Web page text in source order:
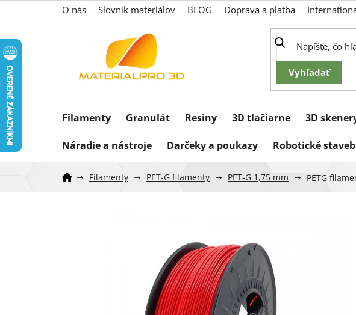
na
O nás Slovník materiálov BLOG Doprava a platba
Filamenty Granulát Resiny 3D tlačiarne 3D
Náradie a nástroje Darčeky a poukazy Robotické
Filamenty PET-G filamenty PET-G 1,75 mm PETG